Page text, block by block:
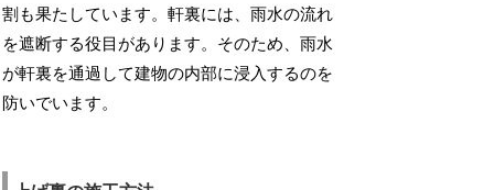
割も果たしています。軒裏には、雨水の流れ
を遮断する役目があります。そのため、雨水
が軒裏を通過して建物の内部に浸入するのを
防いでいます。